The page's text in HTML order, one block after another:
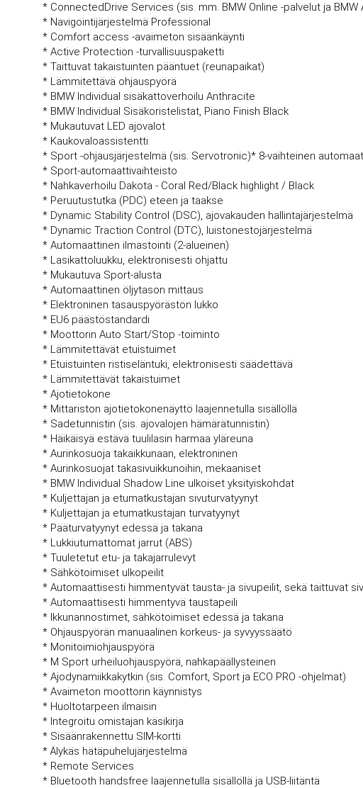
* ConnectedDrive Services (sis. mm. BMW Online -palvelut ja BMW
* Navigointijärjestelmä Professional
* Comfort access -avaimeton sisäänkäynti
* Active Protection -turvallisuuspaketti
* Taittuvat takaistuinten pääntuet (reunapaikat)
* Lämmitettävä ohjauspyörä
* BMW Individual sisäkattoverhoilu Anthracite
* BMW Individual Sisäkoristelistat, Piano Finish Black
* Mukautuvat LED ajovalot
* Kaukovaloassistentti
* Sport -ohjausjärjestelmä (sis. Servotronic)* 8-vaihteinen
* Sport-automaattivaihteisto
* Nahkaverhoilu Dakota - Coral Red/Black highlight / Black
* Peruutustutka (PDC) eteen ja taakse
* Dynamic Stability Control (DSC), ajovakauden hallintajärjestelmä
* Dynamic Traction Control (DTC), luistonestojärjestelmä
* Automaattinen ilmastointi (2-alueinen)
* Lasikattoluukku, elektronisesti ohjattu
* Mukautuva Sport-alusta
* Automaattinen öljytason mittaus
* Elektroninen tasauspyörästön lukko
* EU6 päästöstandardi
* Moottorin Auto Start/Stop -toiminto
* Lämmitettävät etuistuimet
* Etuistuinten ristiseläntuki, elektronisesti säädettävä
* Lämmitettävät takaistuimet
* Ajotietokone
* Mittariston ajotietokonenäyttö laajennetulla sisällöllä
* Sadetunnistin (sis. ajovalojen hämärätunnistin)
* Häikäisyä estävä tuulilasin harmaa yläreuna
* Aurinkosuoja takaikkunaan, elektroninen
* Aurinkosuojat takasivuikkunoihin, mekaaniset
* BMW Individual Shadow Line ulkoiset yksityiskohdat
* Kuljettajan ja etumatkustajan sivuturvatyynyt
* Kuljettajan ja etumatkustajan turvatyynyt
* Pääturvatyynyt edessä ja takana
* Lukkiutumattomat jarrut (ABS)
* Tuuletetut etu- ja takajarrulevyt
* Sähkötoimiset ulkopeilit
* Automaattisesti himmentyvät tausta- ja sivupeilit, sekä taittuvat
* Automaattisesti himmentyvä taustapeili
* Ikkunannostimet, sähkötoimiset edessä ja takana
* Ohjauspyörän manuaalinen korkeus- ja syvyyssäätö
* Monitoimiohjauspyörä
* M Sport urheiluohjauspyörä, nahkapäällysteinen
* Ajodynamiikkakytkin (sis. Comfort, Sport ja ECO PRO -ohjelmat)
* Avaimeton moottorin käynnistys
* Huoltotarpeen ilmaisin
* Integroitu omistajan käsikirja
* Sisäänrakennettu SIM-kortti
* Älykäs hätäpuhelujärjestelmä
* Remote Services
* Bluetooth handsfree laajennetulla sisällöllä ja USB-liitäntä